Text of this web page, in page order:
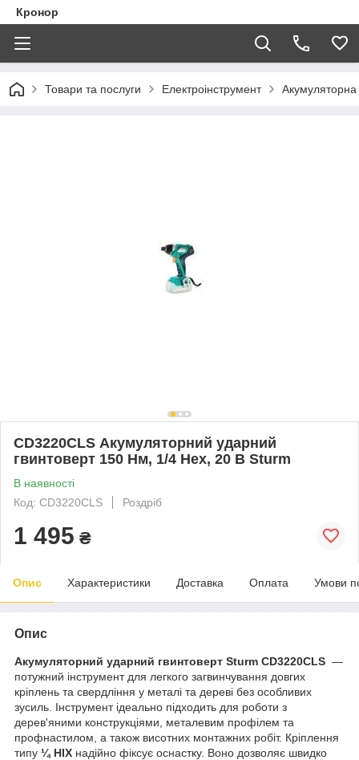
Кронор
Товари та послуги Електроінструмент Акумуляторна
CD3220CLS Акумуляторний ударний
гвинтоверт 150 Нм, 1/4 Hex, 20 В Sturm
В наявності
Код: CD3220CLS
Роздріб
1 495 ₴
Опис Характеристики Доставка Оплата Умови
Опис
Акумуляторний ударний гвинтоверт Sturm CD3220CLS —
потужний інструмент для легкого загвинчування довгих
кріплень та свердління у металі та дереві без особливих
зусиль. Інструмент ідеально підходить для роботи з
дерев'яними конструкціями, металевим профілем та
профнастилом, а також висотних монтажних робіт. Кріплення
типу ¼ НІХ надійно фіксує оснастку. Воно дозволяє швидко